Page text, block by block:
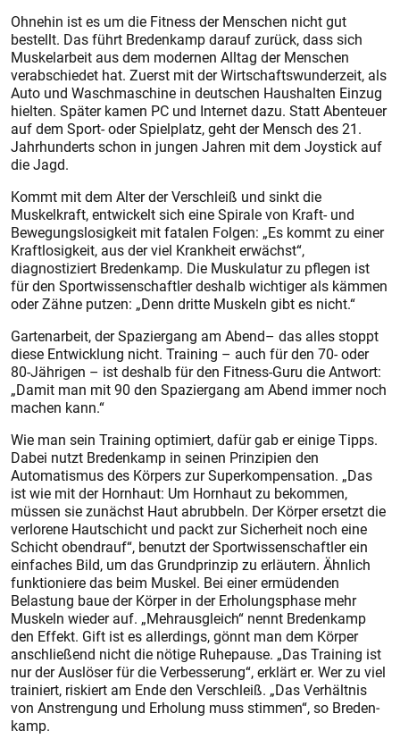
Ohnehin ist es um die Fitness der Menschen nicht gut
bestellt. Das führt Bredenkamp darauf zurück, dass sich
Muskelarbeit aus dem modernen Alltag der Menschen
verabschiedet hat. Zuerst mit der Wirtschaftswunderzeit, als
Auto und Waschmaschine in deutschen Haushalten Einzug
hielten. Später kamen PC und Internet dazu. Statt Abenteuer
auf dem Sport- oder Spielplatz, geht der Mensch des 21.
Jahrhunderts schon in jungen Jahren mit dem Joystick auf
die Jagd.
Kommt mit dem Alter der Verschleiß und sinkt die
Muskelkraft, entwickelt sich eine Spirale von Kraft- und
Bewegungslosigkeit mit fatalen Folgen: „Es kommt zu einer
Kraftlosigkeit, aus der viel Krankheit erwächst“,
diagnostiziert Bredenkamp. Die Muskulatur zu pflegen ist
für den Sportwissenschaftler deshalb wichtiger als kämmen
oder Zähne putzen: „Denn dritte Muskeln gibt es nicht.“
Gartenarbeit, der Spaziergang am Abend– das alles stoppt
diese Entwicklung nicht. Training – auch für den 70- oder
80-Jährigen – ist deshalb für den Fitness-Guru die Antwort:
„Damit man mit 90 den Spaziergang am Abend immer noch
machen kann.“
Wie man sein Training optimiert, dafür gab er einige Tipps.
Dabei nutzt Bredenkamp in seinen Prinzipien den
Automatismus des Körpers zur Superkompensation. „Das
ist wie mit der Hornhaut: Um Hornhaut zu bekommen,
müssen sie zunächst Haut abrubbeln. Der Körper ersetzt die
verlorene Hautschicht und packt zur Sicherheit noch eine
Schicht obendrauf“, benutzt der Sportwissenschaftler ein
einfaches Bild, um das Grundprinzip zu erläutern. Ähnlich
funktioniere das beim Muskel. Bei einer ermüdenden
Belastung baue der Körper in der Erholungsphase mehr
Muskeln wieder auf. „Mehrausgleich“ nennt Bredenkamp
den Effekt. Gift ist es allerdings, gönnt man dem Körper
anschließend nicht die nötige Ruhepause. „Das Training ist
nur der Auslöser für die Verbesserung“, erklärt er. Wer zu viel
trainiert, riskiert am Ende den Verschleiß. „Das Verhältnis
von Anstrengung und Erholung muss stimmen“, so Breden­
kamp.